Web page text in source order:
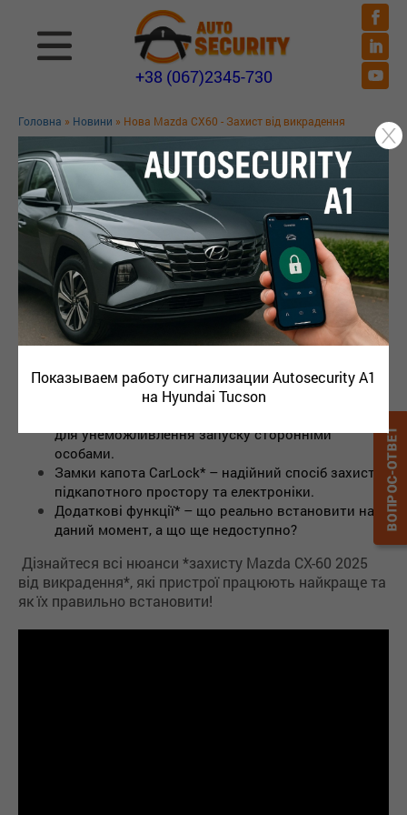
Показываем работу сигнализации Autosecurity A1
на Hyundai Tucson
+38 (067)2345-730
Головна » Новини » Нова Mazda CX60 - Захист від викрадення
НОВА MAZDA CX60 - ЗАХИСТ ВІД
ВИКРАДЕННЯ
Захист від угону Mazda CX-60 2025: StarLine,
іммобілайзери, замки капота CarLock
Хочете надійно захистити свій *Mazda CX-60 2025* від
угону?
У цьому відео ми детально розповімо про
найефективніші методи протиугінного захисту:
Автосигналізація StarLine* – сучасний комплекс
для захисту вашого авто від викрадення.
для унеможливлення запуску сторонніми
особами.
Замки капота CarLock* – надійний спосіб захисту
підкапотного простору та електроніки.
Додаткові функції* – що реально встановити на
даний момент, а що ще недоступно?
Дізнайтеся всі нюанси *захисту Mazda CX-60 2025
від викрадення*, які пристрої працюють найкраще та
як їх правильно встановити!